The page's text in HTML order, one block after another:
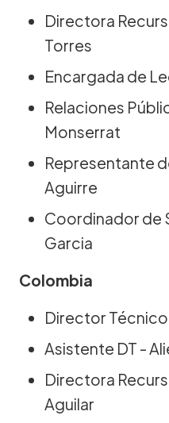
Directora
Torres
Encargada de
Relaciones
Monserrat
Representante
Aguirre
Coordinador de
Garcia
Colombia
Director
Asistente DT -
Directora
Aguilar